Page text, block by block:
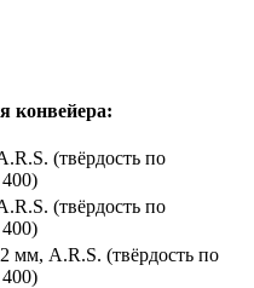
конвейера:
(твёрдость по
(твёрдость по
мм, A.R.S. (твёрдость по